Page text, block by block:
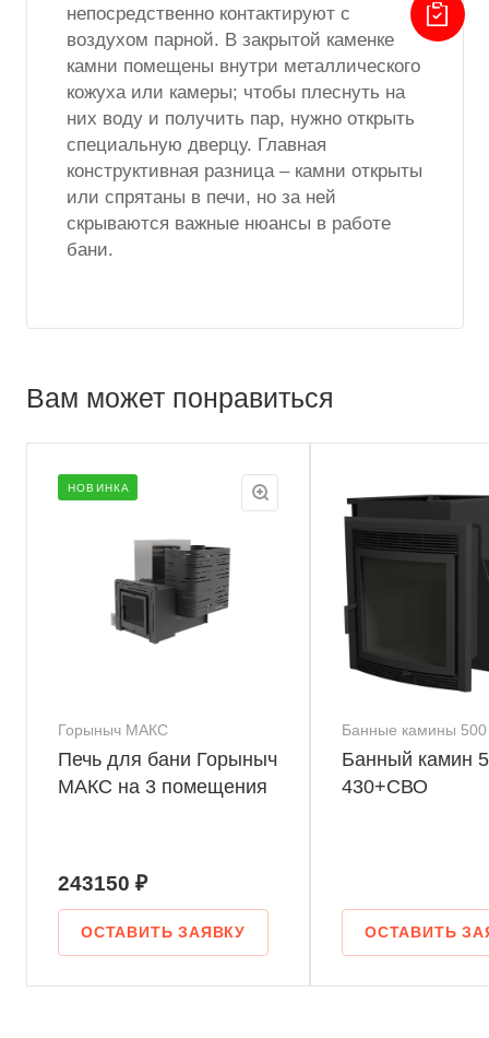
непосредственно контактируют с
воздухом парной. В закрытой каменке
камни помещены внутри металлического
кожуха или камеры; чтобы плеснуть на
них воду и получить пар, нужно открыть
специальную дверцу. Главная
конструктивная разница – камни открыты
или спрятаны в печи, но за ней
скрываются важные нюансы в работе
бани.
Вам может понравиться
НОВИНКА
Горыныч МАКС
Печь для бани Горыныч
МАКС на 3 помещения
243150 ₽
ОСТАВИТЬ ЗАЯВКУ
Банные камины 500
Банный камин
430+СВО
ОСТАВИТЬ